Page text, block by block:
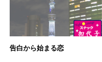
告白から始まる恋